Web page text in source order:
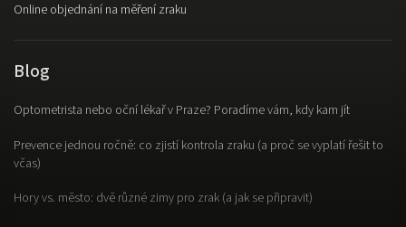
Online objednání na měření zraku
Blog
Optometrista nebo oční lékař v Praze? Poradíme vám, kdy kam jít
Prevence jednou ročně: co zjistí kontrola zraku (a proč se vyplatí řešit to
včas)
Hory vs. město: dvě různé zimy pro zrak (a jak se připravit)